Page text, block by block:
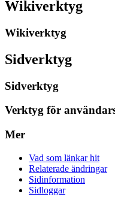
Wikiverktyg
Wikiverktyg
Sidverktyg
Sidverktyg
Verktyg för
Mer
Vad som länkar hit
Relaterade ändringar
Sidinformation
Sidloggar